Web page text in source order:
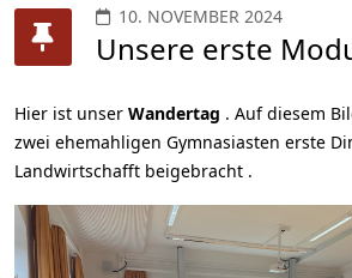
10. NOVEMBER 2024
Unsere erste
Hier ist unser Wandertag . Auf diesem
zwei ehemahligen Gymnasiasten erste
Landwirtschafft beigebracht .